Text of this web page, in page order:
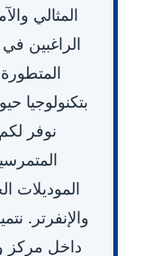
المثالي
الراغبين
بتكنولوجيا
نوفر
الموديلات
والإنفرتر.
داخل مركز